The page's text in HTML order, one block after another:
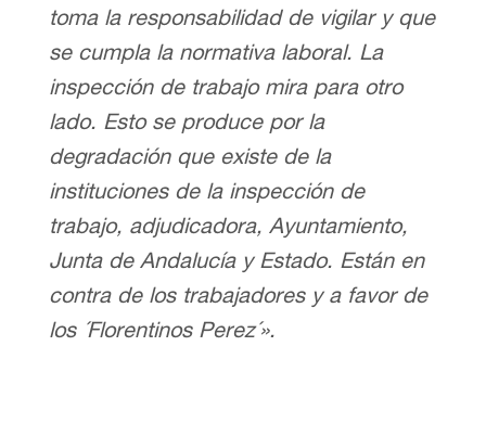
toma la responsabilidad de vigilar y que
se cumpla la normativa laboral. La
inspección de trabajo mira para otro
lado. Esto se produce por la
degradación que existe de la
instituciones de la inspección de
trabajo, adjudicadora, Ayuntamiento,
Junta de Andalucía y Estado. Están en
contra de los trabajadores y a favor de
los ´Florentinos Perez´».